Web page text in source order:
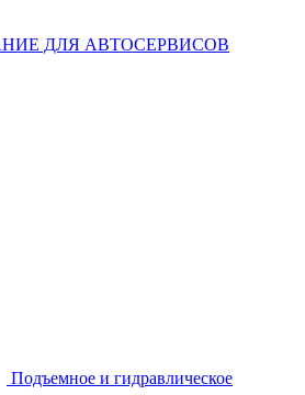
ДЛЯ АВТОСЕРВИСОВ
Подъемное и гидравлическое